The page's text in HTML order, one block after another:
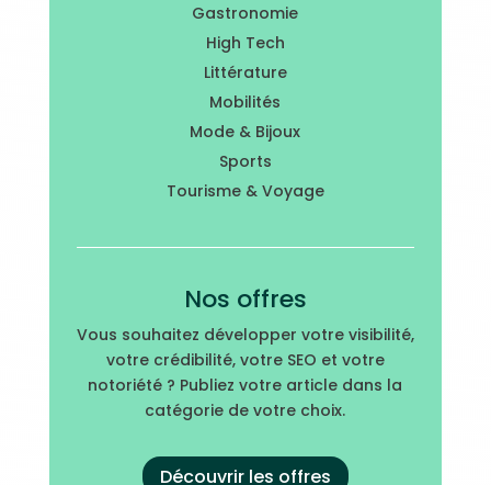
Gastronomie
High Tech
Littérature
Mobilités
Mode & Bijoux
Sports
Tourisme & Voyage
Nos offres
Vous souhaitez développer votre visibilité,
votre crédibilité, votre SEO et votre
notoriété ? Publiez votre article dans la
catégorie de votre choix.
Découvrir les offres